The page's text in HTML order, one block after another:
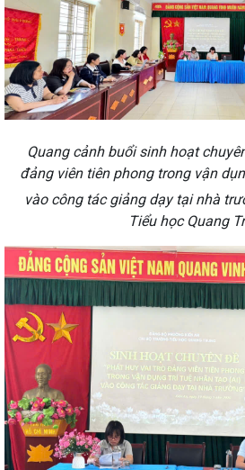
Quang cảnh buổi sinh hoạt
đảng viên tiên phong trong vận
vào công tác giảng dạy tại nhà
Tiểu học Quang